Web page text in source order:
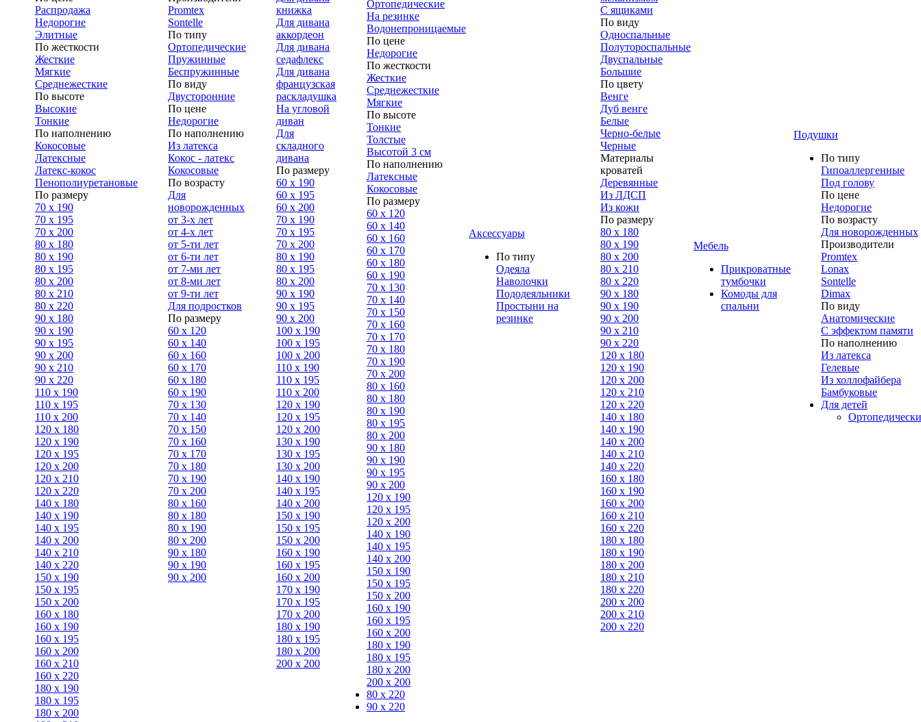
Распродажа
Недорогие
Элитные
По жесткости
Жесткие
Мягкие
Среднежесткие
По высоте
Высокие
Тонкие
По наполнению
Кокосовые
Латексные
Латекс-кокос
Пенополиуретановые
По размеру
70 х 190
70 х 195
70 х 200
80 х 180
80 х 190
80 х 195
80 х 200
80 x 210
80 x 220
90 x 180
90 х 190
90 х 195
90 х 200
90 x 210
90 x 220
110 x 190
110 x 195
110 x 200
120 x 180
120 х 190
120 х 195
120 х 200
120 x 210
120 x 220
140 x 180
140 х 190
140 х 195
140 х 200
140 x 210
140 x 220
150 х 190
150 х 195
150 х 200
160 x 180
160 х 190
160 х 195
160 х 200
160 x 210
160 x 220
180 х 190
180 х 195
180 х 200
Promtex
Sontelle
По типу
Ортопедические
Пружинные
Беспружинные
По виду
Двусторонние
По цене
Недорогие
По наполнению
Из латекса
Кокос - латекс
Кокосовые
По возрасту
Для
новорожденных
от 3-х лет
от 4-х лет
от 5-ти лет
от 6-ти лет
от 7-ми лет
от 8-ми лет
от 9-ти лет
Для подростков
По размеру
60 х 120
60 х 140
60 х 160
60 х 170
60 х 180
60 х 190
70 х 130
70 х 140
70 х 150
70 х 160
70 х 170
70 х 180
70 х 190
70 х 200
80 х 160
80 х 180
80 x 190
80 x 200
90 х 180
90 x 190
90 x 200
книжка
Для дивана
аккордеон
Для дивана
седафлекс
Для дивана
французская
раскладушка
На угловой
диван
Для
складного
дивана
По размеру
60 х 190
60 х 195
60 х 200
70 x 190
70 х 195
70 x 200
80 x 190
80 x 195
80 x 200
90 x 190
90 x 195
90 x 200
100 x 190
100 х 195
100 x 200
110 x 190
110 х 195
110 х 200
120 х 190
120 х 195
120 х 200
130 х 190
130 х 195
130 х 200
140 х 190
140 х 195
140 х 200
150 х 190
150 х 195
150 х 200
160 х 190
160 х 195
160 х 200
170 х 190
170 х 195
170 х 200
180 х 190
180 х 195
180 х 200
200 x 200
Ортопедические
На резинке
Водонепроницаемые
По цене
Недорогие
По жесткости
Жесткие
Среднежесткие
Мягкие
По высоте
Тонкие
Толстые
Высотой 3 см
По наполнению
Латексные
Кокосовые
По размеру
60 х 120
60 х 140
60 х 160
60 х 170
60 х 180
60 х 190
70 х 130
70 х 140
70 х 150
70 х 160
70 х 170
70 х 180
70 х 190
70 х 200
80 х 160
80 х 180
80 x 190
80 х 195
80 х 200
90 х 180
90 х 190
90 х 195
90 х 200
120 х 190
120 х 195
120 х 200
140 х 190
140 х 195
140 х 200
150 х 190
150 х 195
150 х 200
160 х 190
160 х 195
160 х 200
180 х 190
180 х 195
180 х 200
200 х 200
80 x 220
90 x 220
Аксессуары
По типу
Одеяла
Наволочки
Пододеяльники
Простыни на
резинке
С ящиками
По виду
Односпальные
Полутороспальные
Двуспальные
Большие
По цвету
Венге
Дуб венге
Белые
Черно-белые
Черные
Материалы
кроватей
Деревянные
Из ЛДСП
Из кожи
По размеру
80 x 180
80 x 190
80 x 200
80 x 210
80 x 220
90 x 180
90 х 190
90 х 200
90 x 210
90 x 220
120 x 180
120 х 190
120 х 200
120 x 210
120 x 220
140 x 180
140 х 190
140 х 200
140 x 210
140 x 220
160 x 180
160 х 190
160 х 200
160 x 210
160 x 220
180 x 180
180 х 190
180 х 200
180 x 210
180 x 220
200 х 200
200 x 210
200 x 220
Мебель
Прикроватные
тумбочки
Комоды для
спальни
Подушки
По типу
Гипоаллергенные
Под голову
По цене
Недорогие
По возрасту
Для новорожденных
Производители
Promtex
Lonax
Sontelle
Dimax
По виду
Анатомические
С эффектом памяти
По наполнению
Из латекса
Гелевые
Из холлофайбера
Бамбуковые
Для детей